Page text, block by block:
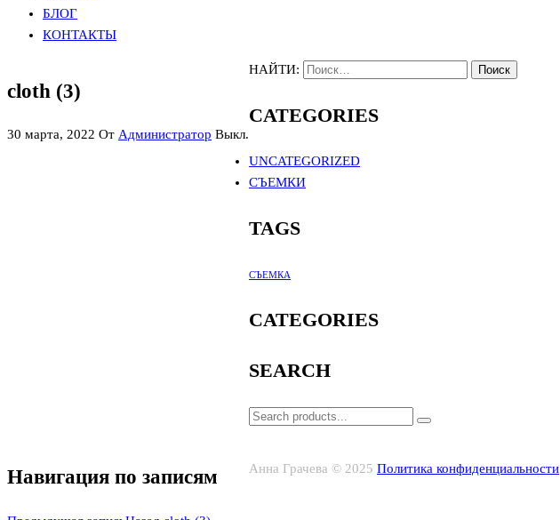
БЛОГ
КОНТАКТЫ
cloth (3)
30 марта, 2022 От Администратор Выкл.
Навигация по записям
НАЙТИ:
CATEGORIES
UNCATEGORIZED
СЪЕМКИ
TAGS
СЪЕМКА
CATEGORIES
SEARCH
Анна Грачева © 2025 Политика конфиденциальности